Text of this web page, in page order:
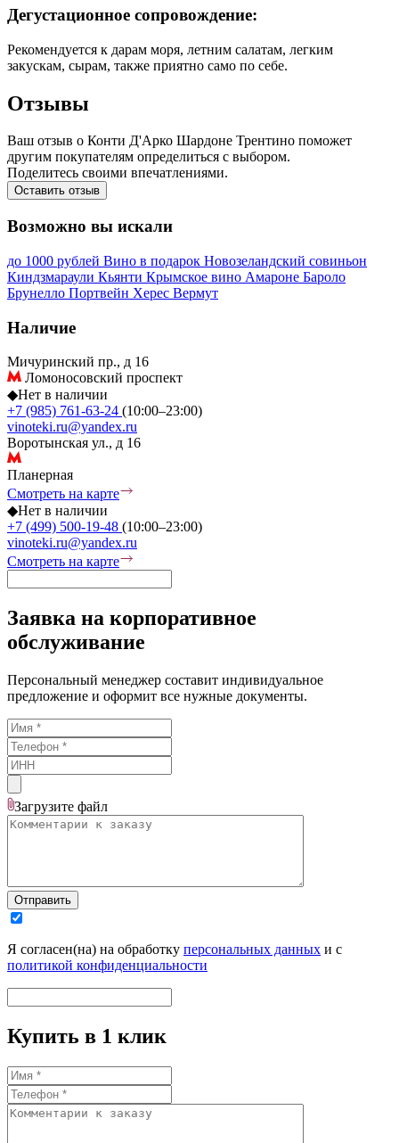
Дегустационное сопровождение:
Рекомендуется к дарам моря, летним салатам, легким
закускам, сырам, также приятно само по себе.
Отзывы
Ваш отзыв о Конти Д'Арко Шардоне Трентино поможет
другим покупателям определиться с выбором.
Поделитесь своими впечатлениями.
Оставить отзыв
Возможно вы искали
до 1000 рублей Вино в подарок Новозеландский совиньон
Киндзмараули Кьянти Крымское вино Амароне Бароло
Брунелло Портвейн Херес Вермут
Наличие
Мичуринский пр., д 16
Ломоносовский проспект
◆Нет в наличии
+7 (985) 761-63-24 (10:00–23:00)
vinoteki.ru@yandex.ru
Воротынская ул., д 16
Планерная
Смотреть на карте
◆Нет в наличии
+7 (499) 500-19-48 (10:00–23:00)
vinoteki.ru@yandex.ru
Смотреть на карте
Заявка на корпоративное
обслуживание
Персональный менеджер составит индивидуальное
предложение и оформит все нужные документы.
Загрузите файл
Отправить
Я согласен(на) на обработку персональных данных и с
политикой конфиденциальности
Купить в 1 клик